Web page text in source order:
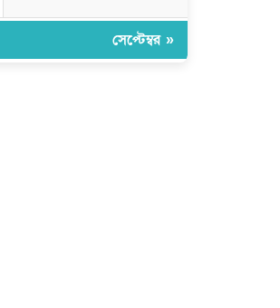
২২০ পিস ইয়াবা, ৯
ফেন্সিডিল ও ৩২ হাজার টাকা
সেপ্টেম্বর »